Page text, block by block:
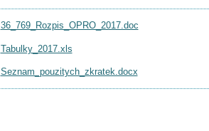
36_769_Rozpis_OPRO_2017.doc
Tabulky_2017.xls
Seznam_pouzitych_zkratek.docx